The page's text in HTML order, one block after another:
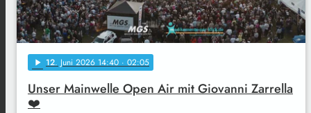
play_arrow 12. Juni 2026 14:40 · 02:05
Unser Mainwelle Open Air mit Giovanni Zarrella
❤️